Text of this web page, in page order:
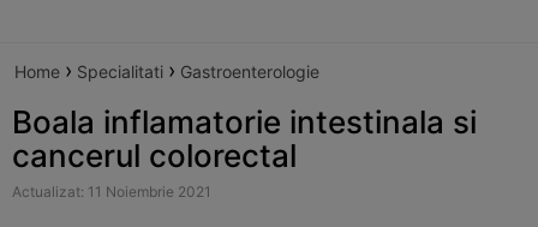
Home › Specialitati › Gastroenterologie
Boala inflamatorie intestinala si
cancerul colorectal
Actualizat: 11 Noiembrie 2021